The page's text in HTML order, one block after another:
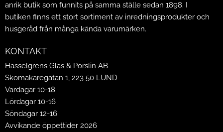
anrik butik som funnits på samma ställe sedan 1898. I
butiken finns ett stort sortiment av inredningsprodukter och
husgeråd från många kända varumärken.
KONTAKT
Hasselgrens Glas & Porslin AB
Skomakaregatan 1, 223 50 LUND
Vardagar 10-18
Lördagar 10-16
Söndagar 12-16
Avvikande öppettider 2026